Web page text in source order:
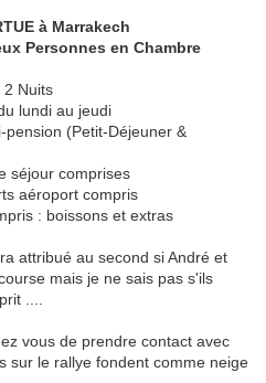
à Marrakech
Personnes en Chambre
au jeudi
Déjeuner &
compris
et extras
attribué au second si André et
mais je ne sais pas s'ils
....
vous de prendre contact avec
sur le rallye fondent comme neige